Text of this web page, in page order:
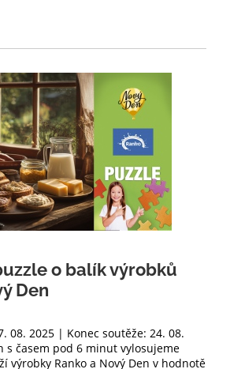
o balík výrobků
Den
08. 2025 | Konec soutěže: 24. 08.
s časem pod 6 minut vylosujeme
výrobky Ranko a Nový Den v hodnotě